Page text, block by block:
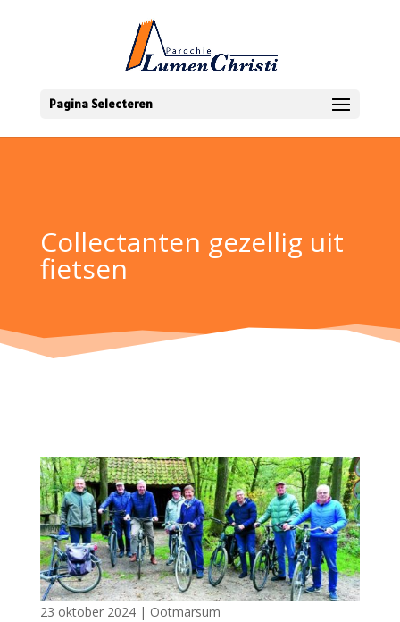
Pagina Selecteren
Collectanten gezellig uit
fietsen
23 oktober 2024| Ootmarsum